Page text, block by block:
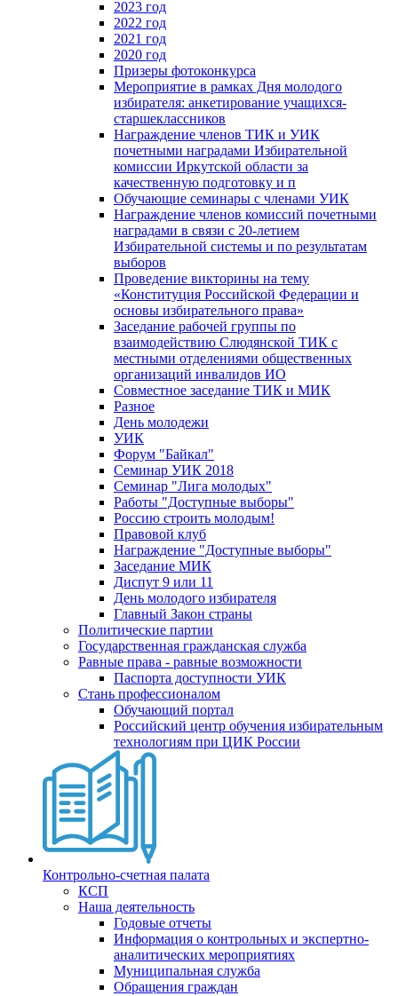
2023 год
2022 год
2021 год
2020 год
Призеры фотоконкурса
Мероприятие в рамках Дня молодого
избирателя: анкетирование учащихся-
старшеклассников
Награждение членов ТИК и УИК
почетными наградами Избирательной
комиссии Иркутской области за
качественную подготовку и п
Обучающие семинары с членами УИК
Награждение членов комиссий почетными
наградами в связи с 20-летием
Избирательной системы и по результатам
выборов
Проведение викторины на тему
«Конституция Российской Федерации и
основы избирательного права»
Заседание рабочей группы по
взаимодействию Слюдянской ТИК с
местными отделениями общественных
организаций инвалидов ИО
Совместное заседание ТИК и МИК
Разное
День молодежи
УИК
Форум "Байкал"
Семинар УИК 2018
Семинар "Лига молодых"
Работы "Доступные выборы"
Россию строить молодым!
Правовой клуб
Награждение "Доступные выборы"
Заседание МИК
Диспут 9 или 11
День молодого избирателя
Главный Закон страны
Политические партии
Государственная гражданская служба
Равные права - равные возможности
Паспорта доступности УИК
Стань профессионалом
Обучающий портал
Российский центр обучения избирательным
технологиям при ЦИК России
Контрольно-счетная палата
КСП
Наша деятельность
Годовые отчеты
Информация о контрольных и экспертно-
аналитических мероприятиях
Муниципальная служба
Обращения граждан